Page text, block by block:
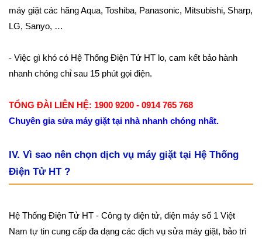
máy giặt các hãng Aqua, Toshiba, Panasonic, Mitsubishi, Sharp,
LG, Sanyo, …
- Việc gì khó có Hệ Thống Điện Tử HT lo, cam kết bảo hành
nhanh chóng chỉ sau 15 phút gọi điện.
TỔNG ĐÀI LIÊN HỆ: 1900 9200 - 0914 765 768
Chuyên gia sửa máy giặt tại nhà nhanh chóng nhất.
IV. Vì sao nên chọn dịch vụ máy giặt tại Hệ Thống
Điện Tử HT ?
Hệ Thống Điện Tử HT - Công ty điện tử, điện máy số 1 Việt
Nam tự tin cung cấp đa dạng các dịch vụ sửa máy giặt, bảo trì